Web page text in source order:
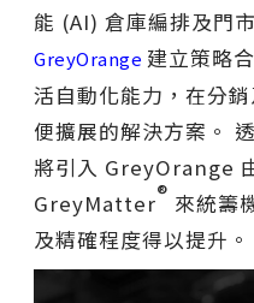
能 (AI) 倉庫編排及門
GreyOrange 建立策略
活自動化能力，在分
便擴展的解決方案。
將引入 GreyOrange
GreyMatter® 來統籌
及精確程度得以提升。